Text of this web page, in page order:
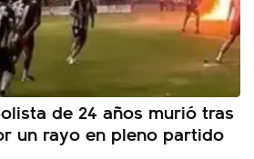
de 24 años murió tras
un rayo en pleno partido